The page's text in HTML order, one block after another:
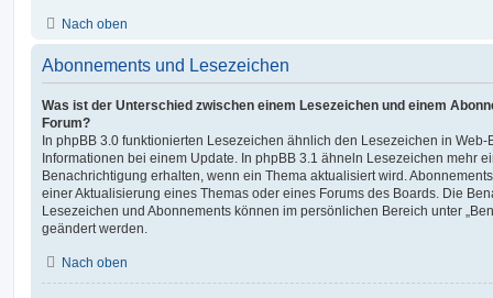
Nach oben
Abonnements und Lesezeichen
Was ist der Unterschied zwischen einem Lesezeichen und einem
Forum?
In phpBB 3.0 funktionierten Lesezeichen ähnlich den Lesezeichen in
Informationen bei einem Update. In phpBB 3.1 ähneln Lesezeichen mehr
Benachrichtigung erhalten, wenn ein Thema aktualisiert wird.
einer Aktualisierung eines Themas oder eines Forums des Boards. Die
Lesezeichen und Abonnements können im persönlichen Bereich unter
geändert werden.
Nach oben